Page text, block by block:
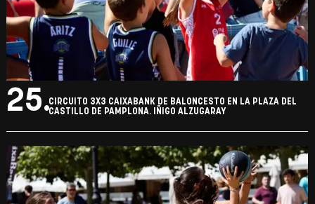
25.CIRCUITO 3X3 CAIXABANK DE BALONCESTO EN LA PLAZA DEL
CASTILLO DE PAMPLONA. IÑIGO ALZUGARAY